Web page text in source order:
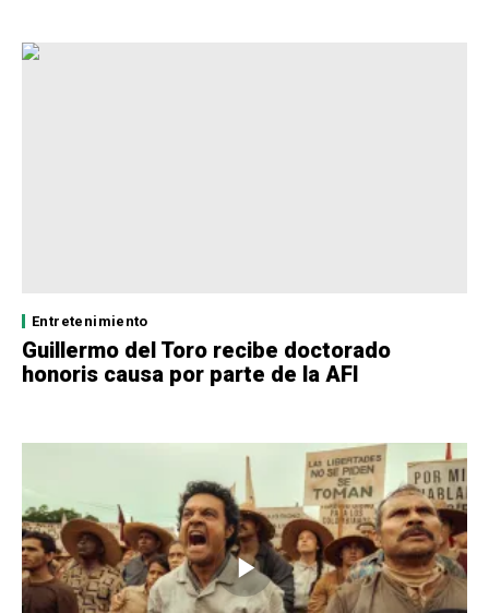
Entretenimiento
Guillermo del Toro recibe doctorado
honoris causa por parte de la AFI